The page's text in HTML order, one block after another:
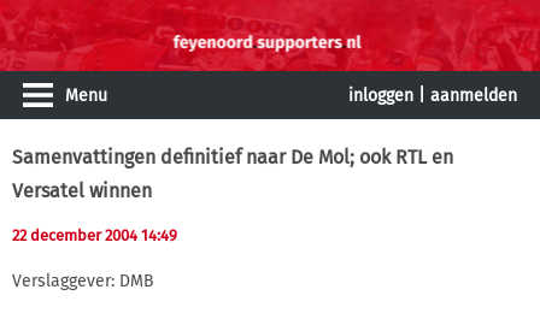
Menu inloggen aanmelden
Samenvattingen definitief naar De Mol; ook RTL en
Versatel winnen
22 december 2004 14:49
Verslaggever: DMB